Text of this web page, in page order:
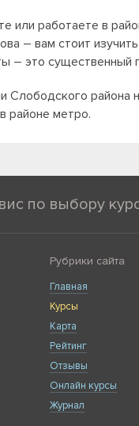
или работаете в
– вам стоит
– это существенный
Слободского района
районе метро.
по выбору
Рубрики сайта
Главная
Курсы
Карта
Рейтинг
Отзывы
Онлайн курсы
Журнал